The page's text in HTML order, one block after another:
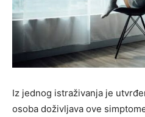
Iz jednog istraživanja je
osoba doživljava ove